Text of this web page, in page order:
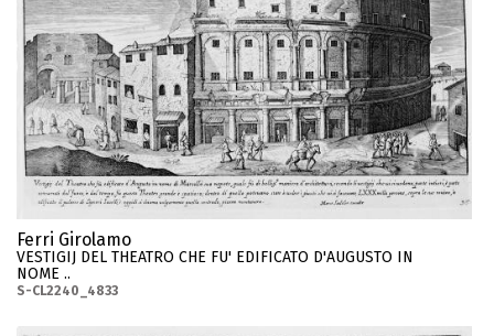
Ferri Girolamo
VESTIGIJ DEL THEATRO CHE FU' EDIFICATO D'AUGUSTO IN
NOME ..
S-CL2240_4833